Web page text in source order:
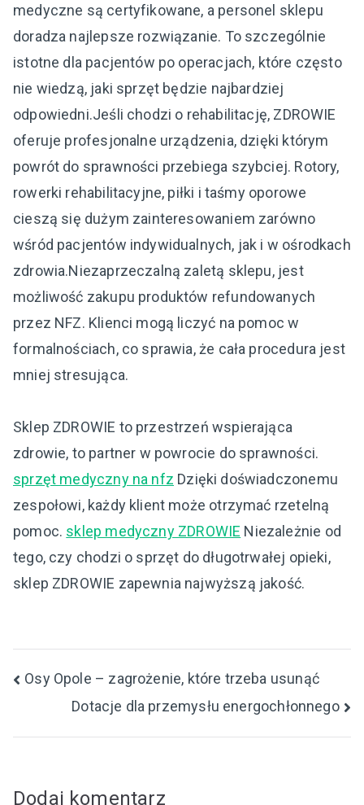
medyczne są certyfikowane, a personel sklepu
doradza najlepsze rozwiązanie. To szczególnie
istotne dla pacjentów po operacjach, które często
nie wiedzą, jaki sprzęt będzie najbardziej
odpowiedni.Jeśli chodzi o rehabilitację, ZDROWIE
oferuje profesjonalne urządzenia, dzięki którym
powrót do sprawności przebiega szybciej. Rotory,
rowerki rehabilitacyjne, piłki i taśmy oporowe
cieszą się dużym zainteresowaniem zarówno
wśród pacjentów indywidualnych, jak i w ośrodkach
zdrowia.Niezaprzeczalną zaletą sklepu, jest
możliwość zakupu produktów refundowanych
przez NFZ. Klienci mogą liczyć na pomoc w
formalnościach, co sprawia, że cała procedura jest
mniej stresująca.
Sklep ZDROWIE to przestrzeń wspierająca
zdrowie, to partner w powrocie do sprawności.
sprzęt medyczny na nfz Dzięki doświadczonemu
zespołowi, każdy klient może otrzymać rzetelną
pomoc. sklep medyczny ZDROWIE Niezależnie od
tego, czy chodzi o sprzęt do długotrwałej opieki,
sklep ZDROWIE zapewnia najwyższą jakość.
Nawigacja
wpisu
Osy Opole – zagrożenie, które trzeba usunąć
Dotacje dla przemysłu energochłonnego
Dodaj komentarz